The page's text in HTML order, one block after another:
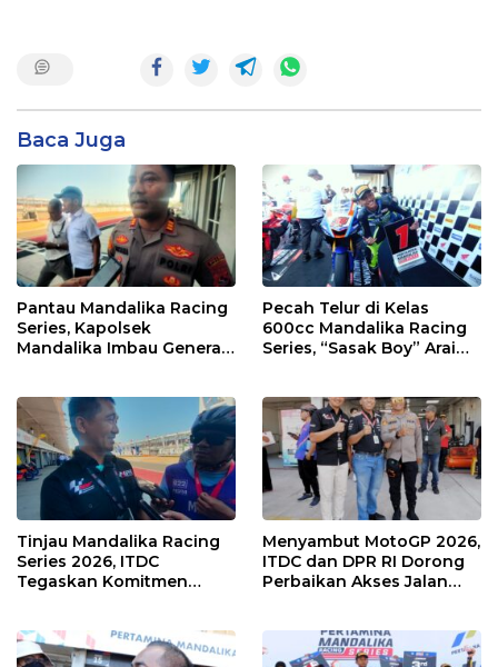
Baca Juga
Pantau Mandalika Racing
Series, Kapolsek
Mandalika Imbau Generasi
Pecah Telur di Kelas
600cc Mandalika Racing
Series, “Sasak Boy” Arai
Tinjau Mandalika Racing
Series 2026, ITDC
Tegaskan Komitmen
Kawasan
Menyambut MotoGP 2026,
ITDC dan DPR RI Dorong
Perbaikan Akses Jalan